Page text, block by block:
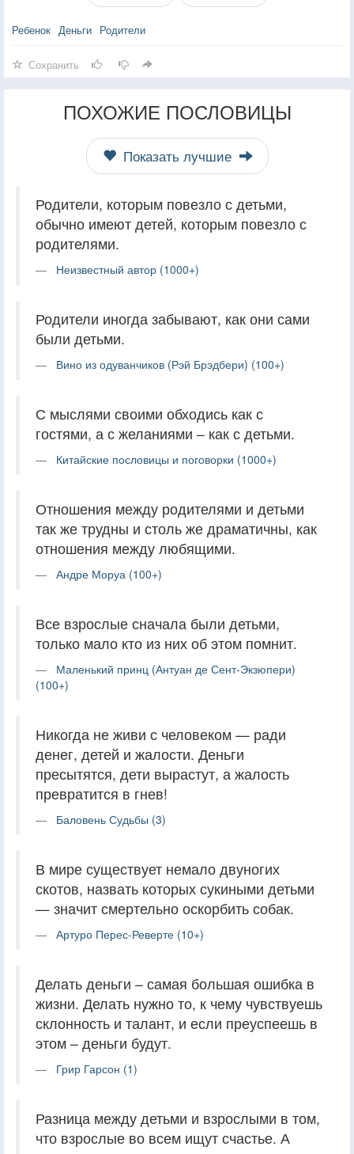
Ребенок Деньги Родители
Сохранить
ПОХОЖИЕ ПОСЛОВИЦЫ
Показать лучшие
Родители, которым повезло с детьми,
обычно имеют детей, которым повезло с
родителями.
Неизвестный автор (1000+)
Родители иногда забывают, как они сами
были детьми.
Вино из одуванчиков (Рэй Брэдбери) (100+)
С мыслями своими обходись как с
гостями, а с желаниями – как с детьми.
Китайские пословицы и поговорки (1000+)
Отношения между родителями и детьми
так же трудны и столь же драматичны, как
отношения между любящими.
Андре Моруа (100+)
Все взрослые сначала были детьми,
только мало кто из них об этом помнит.
Маленький принц (Антуан де Сент-Экзюпери)
(100+)
Никогда не живи с человеком — ради
денег, детей и жалости. Деньги
пресытятся, дети вырастут, а жалость
превратится в гнев!
Баловень Судьбы (3)
В мире существует немало двуногих
скотов, назвать которых сукиными детьми
— значит смертельно оскорбить собак.
Артуро Перес-Реверте (10+)
Делать деньги – самая большая ошибка в
жизни. Делать нужно то, к чему чувствуешь
склонность и талант, и если преуспеешь в
этом – деньги будут.
Грир Гарсон (1)
Разница между детьми и взрослыми в том,
что взрослые во всем ищут счастье. А